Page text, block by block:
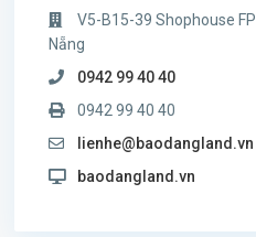
V5-B15-39 Shophouse
Nẵng
0942 99 40 40
0942 99 40 40
lienhe@baodangland.vn
baodangland.vn